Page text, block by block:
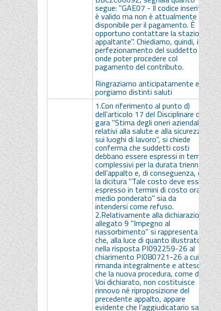
segue: "GAE07 - Il codice inserito
è valido ma non è attualmente
disponibile per il pagamento. È
opportuno contattare la stazione
appaltante". Chiediamo, quindi, il
perfezionamento del suddetto CIG
onde poter procedere col
pagamento del contributo.
Ringraziamo anticipatamente e
porgiamo distinti saluti
1.Con riferimento al punto d)
dell’articolo 17 del Disciplinare di
gara "Stima degli oneri aziendali
relativi alla salute e alla sicurezza
sui luoghi di lavoro", si chiede
conferma che suddetti costi
debbano essere espressi in termini
complessivi per la durata triennale
dell’appalto e, di conseguenza, che
la dicitura "Tale costo deve essere
espresso in termini di costo orario
medio ponderato" sia da
intendersi come refuso.
2.Relativamente alla dichiarazione
allegato 9 "Impegno al
riassorbimento" si rappresenta
che, alla luce di quanto illustrato
nella risposta PI092259-26 al
chiarimento PI080721-26 a cui si
rimanda integralmente e atteso
che la nuova procedura, come da
Voi dichiarato, non costituisce
rinnovo né riproposizione del
precedente appalto, appare
evidente che l’aggiudicatario sarà